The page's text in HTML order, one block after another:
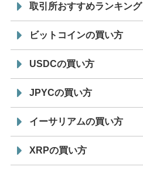
取引所おすすめランキング
ビットコインの買い方
USDCの買い方
JPYCの買い方
イーサリアムの買い方
XRPの買い方